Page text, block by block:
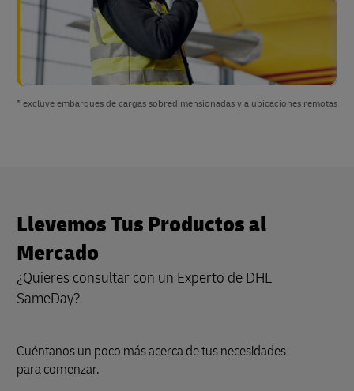
* excluye embarques de cargas sobredimensionadas y a ubicaciones remotas
Llevemos Tus Productos al
Mercado
¿Quieres consultar con un Experto de DHL
SameDay?
Cuéntanos un poco más acerca de tus necesidades
para comenzar.